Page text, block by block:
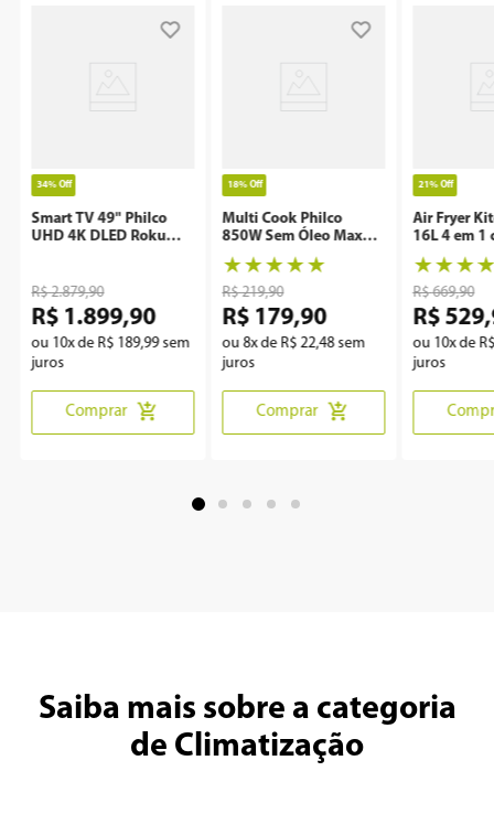
34% Off
Smart TV 49" Philco
UHD 4K DLED Roku
R$ 2.879,90
R$ 1.899,90
ou 10x de R$ 189,99sem
juros
Comprar
18% Off
Multi Cook Philco
850W Sem Óleo Maxx
Clean
★★★★★
R$ 219,90
R$ 179,90
ou8x de R$ 22,48sem
juros
Comprar
21% Off
Air Fryer
16L 4 em 1
Rotisserie
★★★
R$ 669,90
R$ 529,
ou 10x de
juros
Saiba mais sobre a categoria
de Climatização